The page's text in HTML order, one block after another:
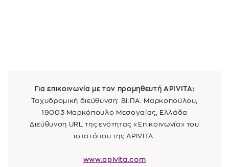
Για επικοινωνία με τον προμηθευτή APIVITA:
Ταχυδρομική διεύθυνση: ΒΙ.ΠΑ. Μαρκοπούλου,
19003 Μαρκόπουλο Μεσογαίας, Ελλάδα
Διεύθυνση URL της ενότητας «Επικοινωνία» του
ιστοτόπου τηςAPIVITA:
www.apivita.com